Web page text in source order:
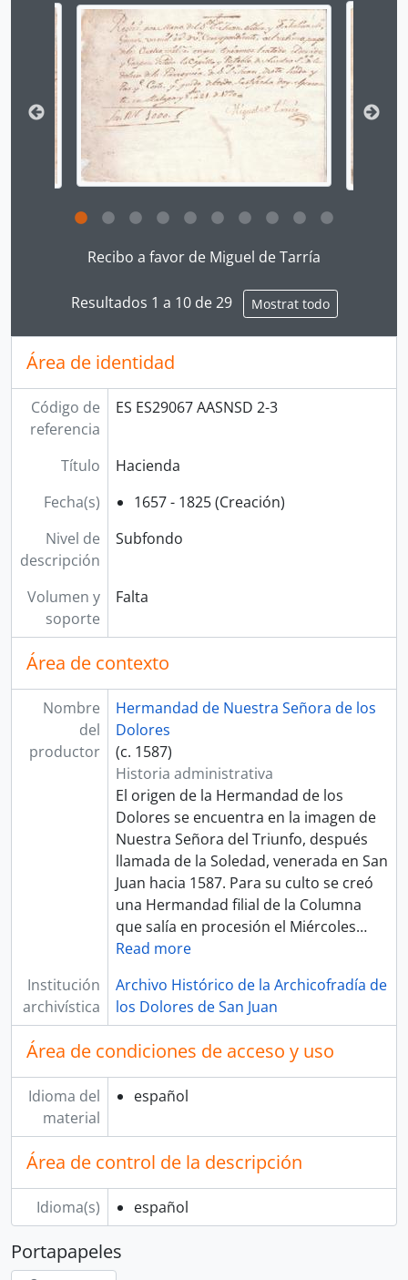
Changing the current slide of this carousel will
Recibo a favor de Miguel de Tarría
Resultados 1 a 10 de 29 Mostrat todo
Área de identidad
Código de
referencia
ES ES29067 AASNSD 2-3
Título
Hacienda
Fecha(s)
1657 - 1825 (Creación)
Nivel de
descripción
Subfondo
Volumen y
soporte
Falta
Área de contexto
Nombre
del
productor
Hermandad de Nuestra Señora de los
Dolores
(c. 1587)
Historia administrativa
El origen de la Hermandad de los
Dolores se encuentra en la imagen de
Nuestra Señora del Triunfo, después
llamada de la Soledad, venerada en San
Juan hacia 1587. Para su culto se creó
una Hermandad filial de la Columna
que salía en procesión el Miércoles…
Read more
Institución
archivística
Archivo Histórico de la Archicofradía de
los Dolores de San Juan
Área de condiciones de acceso y uso
Idioma del
material
español
Área de control de la descripción
Idioma(s) español
Portapapeles